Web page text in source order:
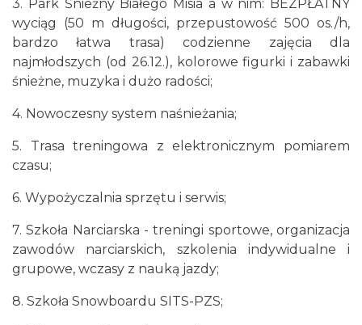
3. Park Śnieżny Białego Misia a w nim: BEZPŁATNY
wyciąg (50 m długości, przepustowość 500 os./h,
bardzo łatwa trasa) codzienne zajęcia dla
najmłodszych (od 26.12.), kolorowe figurki i zabawki
śnieżne, muzyka i dużo radości;
4. Nowoczesny system naśnieżania;
5. Trasa treningowa z elektronicznym pomiarem
czasu;
6. Wypożyczalnia sprzętu i serwis;
7. Szkoła Narciarska - treningi sportowe, organizacja
zawodów narciarskich, szkolenia indywidualne i
grupowe, wczasy z nauką jazdy;
8. Szkoła Snowboardu SITS-PZS;